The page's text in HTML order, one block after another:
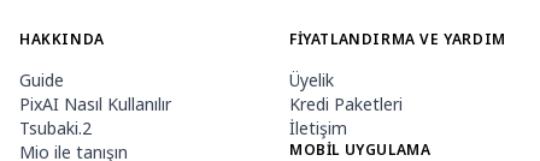
HAKKINDA
Guide
PixAI Nasıl Kullanılır
Tsubaki.2
Mio ile tanışın
FIYATLANDIRMA VE YARDIM
Üyelik
Kredi Paketleri
İletişim
MOBIL UYGULAMA